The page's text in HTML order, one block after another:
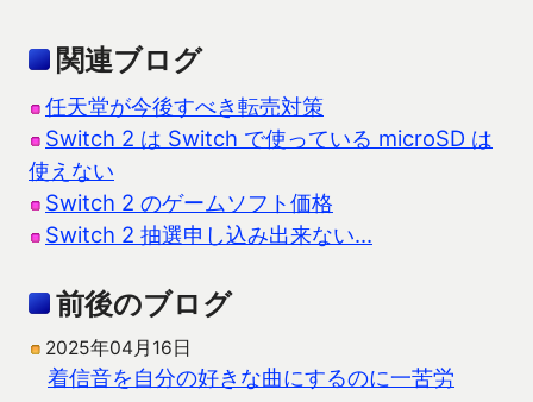
関連ブログ
任天堂が今後すべき転売対策
Switch 2 は Switch で使っている microSD は
使えない
Switch 2 のゲームソフト価格
Switch 2 抽選申し込み出来ない…
前後のブログ
2025年04月16日
着信音を自分の好きな曲にするのに一苦労